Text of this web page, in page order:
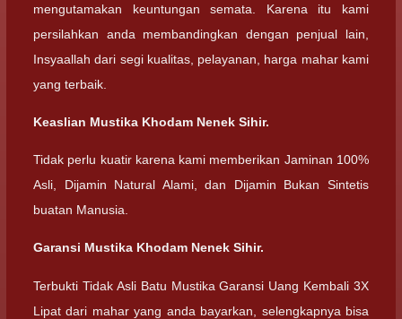
mengutamakan keuntungan semata. Karena itu kami
persilahkan anda membandingkan dengan penjual lain,
Insyaallah dari segi kualitas, pelayanan, harga mahar kami
yang terbaik.
Keaslian Mustika Khodam Nenek Sihir.
Tidak perlu kuatir karena kami memberikan Jaminan 100%
Asli, Dijamin Natural Alami, dan Dijamin Bukan Sintetis
buatan Manusia.
Garansi Mustika Khodam Nenek Sihir.
Terbukti Tidak Asli Batu Mustika Garansi Uang Kembali 3X
Lipat dari mahar yang anda bayarkan, selengkapnya bisa